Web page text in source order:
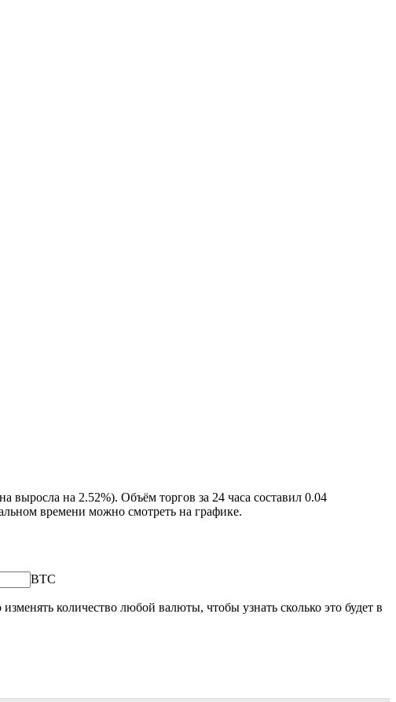
выросла на 2.52%). Объём торгов за 24 часа составил 0.04
времени можно смотреть на графике.
BTC
количество любой валюты, чтобы узнать сколько это будет в